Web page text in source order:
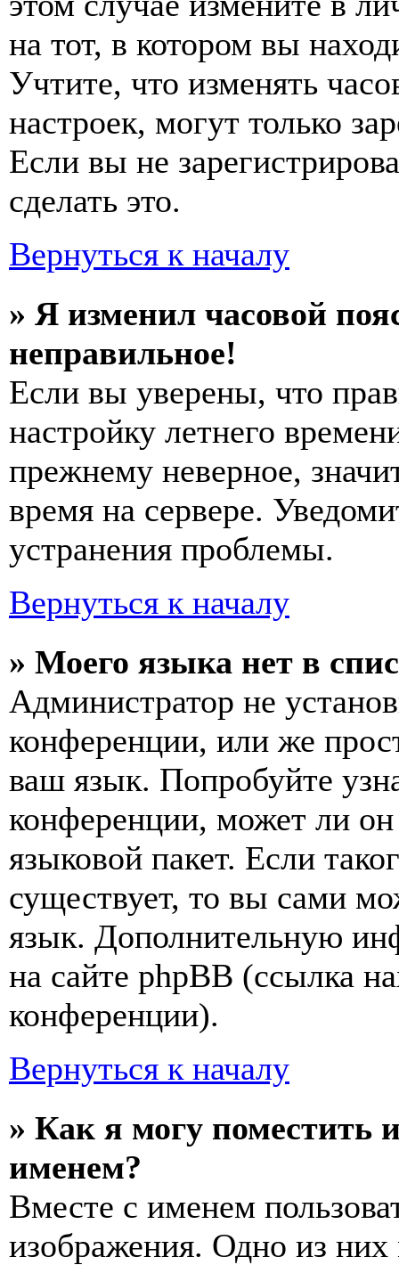
на тот, в котором вы
Учтите, что изменять
настроек, могут только
Если вы не
сделать это.
Вернуться к началу
» Я изменил часовой
неправильное!
Если вы уверены, что
настройку летнего
прежнему неверное,
время на сервере.
устранения проблемы.
Вернуться к началу
» Моего языка нет в
Администратор не
конференции, или же
ваш язык. Попробуйте
конференции, может ли
языковой пакет. Если
существует, то вы сами
язык. Дополнительную
на сайте phpBB (ссылка
конференции).
Вернуться к началу
» Как я могу поместить
именем?
Вместе с именем
изображения. Одно из